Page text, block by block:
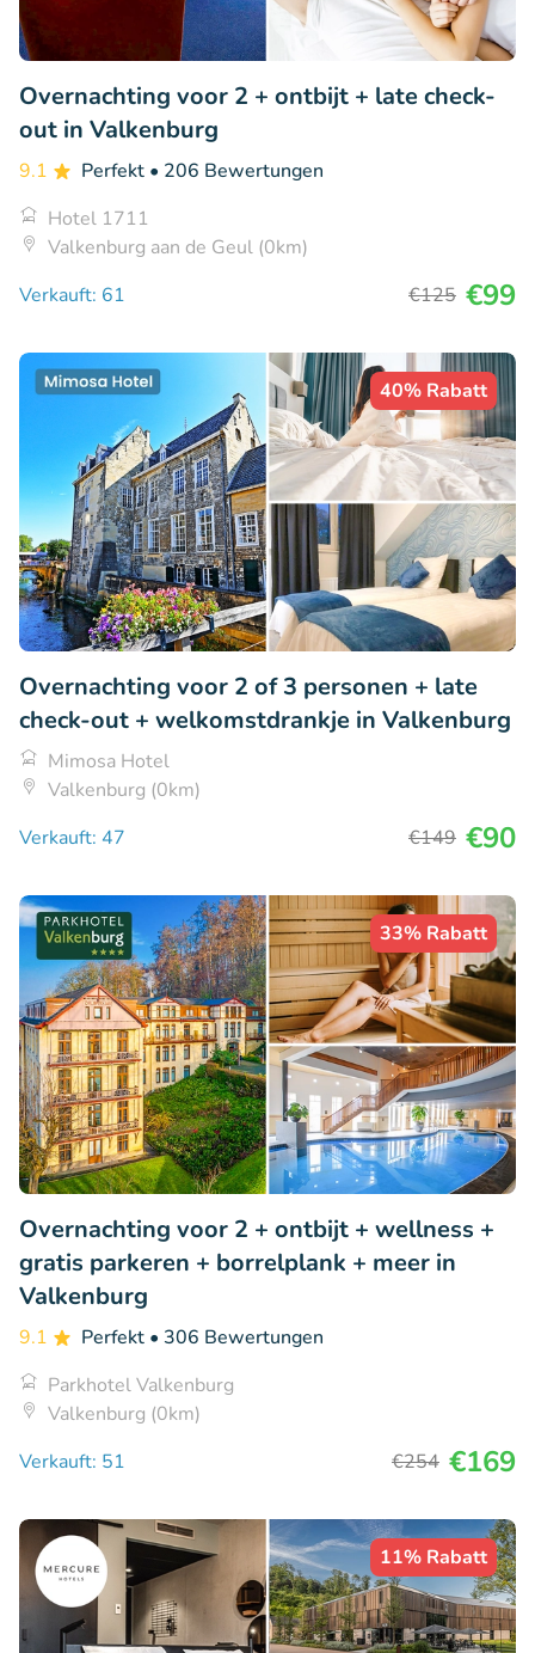
Overnachting voor 2 + ontbijt + late check-
out in Valkenburg
9.1 Perfekt • 206 Bewertungen
Hotel 1711
Valkenburg aan de Geul (0km)
Verkauft: 61
€125 €99
40% Rabatt
Overnachting voor 2 of 3 personen + late
check-out + welkomstdrankje in Valkenburg
Mimosa Hotel
Valkenburg (0km)
Verkauft: 47
€149 €90
33% Rabatt
Overnachting voor 2 + ontbijt + wellness +
gratis parkeren + borrelplank + meer in
Valkenburg
9.1 Perfekt • 306 Bewertungen
Parkhotel Valkenburg
Valkenburg (0km)
Verkauft: 51
€254 €169
11% Rabatt